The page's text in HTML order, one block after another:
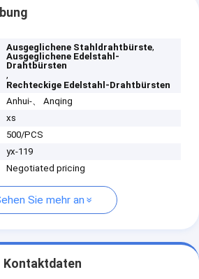
Ausgeglichene Stahldrahtbürste,
Ausgeglichene Edelstahl-
Drahtbürsten
,
Rechteckige Edelstahl-Drahtbürsten
Anhui-、 Anqing
xs
500/PCS
yx-119
Negotiated pricing
Sie mehr an
Kontaktdaten